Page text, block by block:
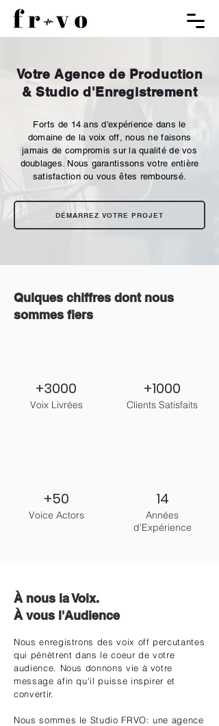
Votre Agence de Production
& Studio d'Enregistrement
Forts de 14 ans d'expérience dans le
domaine de la voix off, nous ne faisons
jamais de compromis sur la qualité de vos
doublages. Nous garantissons votre entière
satisfaction ou vous êtes remboursé.
DÉMARREZ VOTRE PROJET
Qulques chiffres dont nous
sommes fiers
+3000
Voix Livrées
+50
Voice Actors
+1000
Clients Satisfaits
14
Années
d'Expérience
À nous laVoix.
À vous l'Audience
Nous enregistrons des voix off percutantes
qui pénètrent dans le coeur de votre
audience. Nous donnons vie à votre
message afin qu'il puisse inspirer et
convertir.
Nous sommes le Studio FRVO: une agence